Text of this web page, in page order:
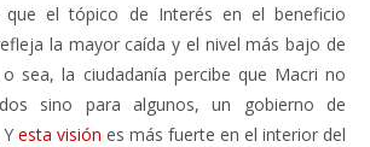
que el tópico de Interés en el beneficio
la mayor caída y el nivel más bajo de
sea, la ciudadanía percibe que Macri no
sino para algunos, un gobierno de
esta visión es más fuerte en el interior del